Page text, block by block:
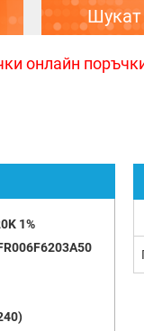
Шукат
онлайн
1%